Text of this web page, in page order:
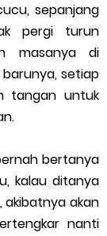
sepanjang
pergi turun
masanya di
setiap
tangan untuk
bertanya
kalau ditanya
akibatnya akan
nanti